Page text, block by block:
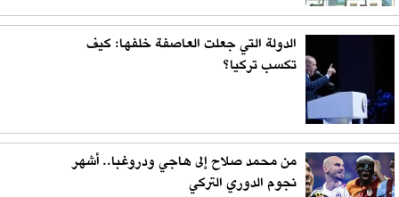
الدولة التي جعلت العاصفة خلفها: كيف
تكسب تركيا؟
من محمد صلاح إلى هاجي ودروغبا.. أشهر
نجوم الدوري التركي